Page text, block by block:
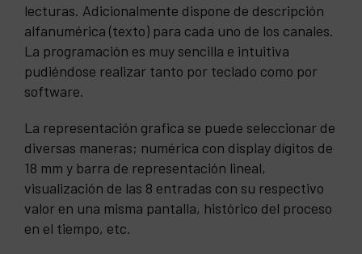
lecturas. Adicionalmente dispone de descripción
alfanumérica (texto) para cada uno de los canales.
La programación es muy sencilla e intuitiva
pudiéndose realizar tanto por teclado como por
software.
La representación grafica se puede seleccionar de
diversas maneras; numérica con display dígitos de
18 mm y barra de representación lineal,
visualización de las 8 entradas con su respectivo
valor en una misma pantalla, histórico del proceso
en el tiempo, etc.